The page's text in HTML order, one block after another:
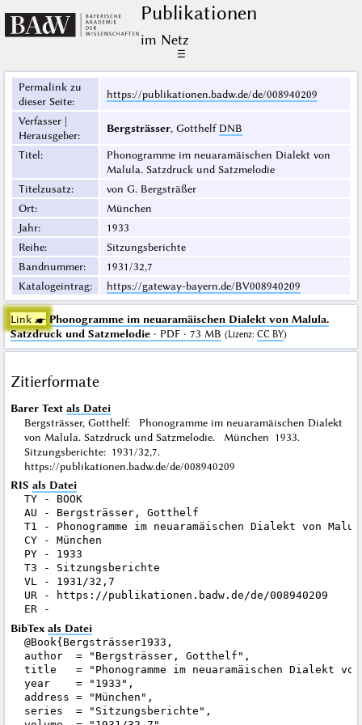
Publikationen
im Netz
☰
Permalink zu
dieser Seite:
https://publikationen.badw.de/de/008940209
Verfasser |
Herausgeber:
Bergsträsser, Gotthelf DNB
Titel:
Phonogramme im neuaramäischen Dialekt von
Malula. Satzdruck und Satzmelodie
Titelzusatz:
von G. Bergsträßer
Ort:
München
Jahr:
1933
Reihe:
Sitzungsberichte
Bandnummer:
1931/32,7
Katalogeintrag: https://gateway-bayern.de/BV008940209
Link ☛ Phonogramme im neuaramäischen Dialekt von Malula.
Satzdruck und Satzmelodie· PDF · 73 MB (Lizenz: CC BY)
Zitierformate
Barer Text als Datei
Bergsträsser, Gotthelf: Phonogramme im neuaramäischen Dialekt
von Malula. Satzdruck und Satzmelodie. München 1933.
Sitzungsberichte: 1931/32,7.
https://publikationen.badw.de/de/008940209
RIS als Datei
TY - BOOK
AU - Bergsträsser, Gotthelf
T1 - Phonogramme im neuaramäischen Dialekt von
CY - München
PY - 1933
T3 - Sitzungsberichte
VL - 1931/32,7
UR - https://publikationen.badw.de/de/008940209
BibTex als Datei
@Book{Bergsträsser1933,
author  = "Bergsträsser, Gotthelf",
title   = "Phonogramme im neuaramäischen Dialekt
year    = "1933",
address = "München",
series  = "Sitzungsberichte",